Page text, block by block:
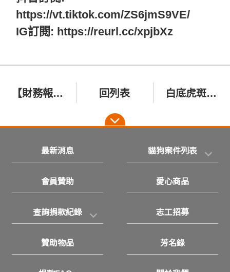
https://vt.tiktok.com/ZS6jmS9VE/
IG訂閱: https://reurl.cc/xpjbXz
【財務報告】1/21-1/31：收到捐款三萬元，協會存摺餘額剩一萬三，謝謝大家幫助浪浪！ 回列表 白底虎斑浪貓 琉璃 歡迎認養
最新消息 貓狗案件列表
會員贊助 愛心商品
查詢捐款紀錄 志工招募
贊助物品 芳名錄